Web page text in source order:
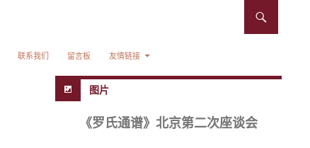
联系我们 留言板 友情链接
图片
《罗氏通谱》北京第二次座谈会